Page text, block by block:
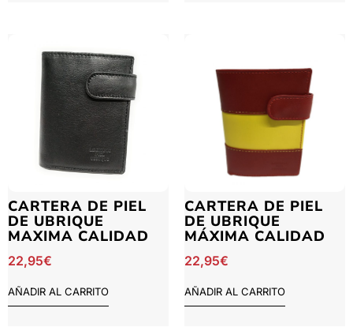
CARTERA DE PIEL
DE UBRIQUE
MAXIMA CALIDAD
22,95€
AÑADIR AL CARRITO
CARTERA DE PIEL
DE UBRIQUE
MÁXIMA CALIDAD
22,95€
AÑADIR AL CARRITO